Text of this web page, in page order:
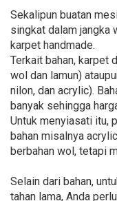
Sekalipun buatan
singkat dalam jangka
karpet handmade.
Terkait bahan, karpet
wol dan lamun)
nilon, dan acrylic).
banyak sehingga
Untuk menyiasati itu,
bahan misalnya
berbahan wol, tetapi
Selain dari bahan,
tahan lama, Anda